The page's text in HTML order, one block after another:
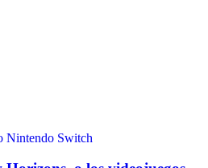
Nintendo Switch